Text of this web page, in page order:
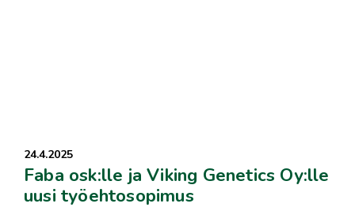
24.4.2025
Faba osk:lle ja Viking Genetics Oy:lle
uusi työehtosopimus